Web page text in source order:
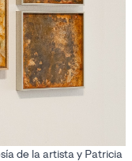
de la artista y Patricia